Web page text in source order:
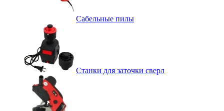
Сабельные пилы
Станки для заточки сверл